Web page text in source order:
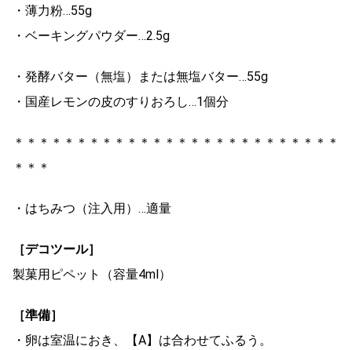
・薄力粉…55g
・ベーキングパウダー…2.5g
・発酵バター（無塩）または無塩バター…55g
・国産レモンの皮のすりおろし…1個分
＊＊＊＊＊＊＊＊＊＊＊＊＊＊＊＊＊＊＊＊＊＊＊＊＊＊
＊＊＊
・はちみつ（注入用）…適量
［デコツール］
製菓用ピペット（容量4ml）
［準備］
・卵は室温におき、【A】は合わせてふるう。